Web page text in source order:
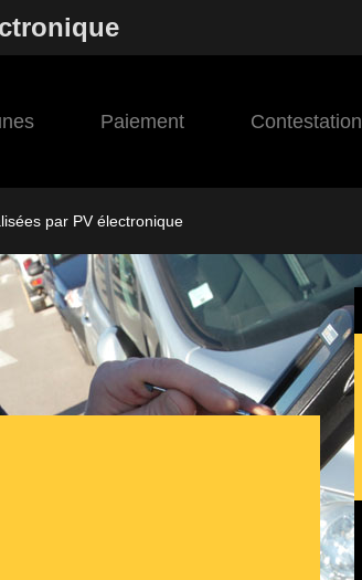
Paiement Contestation
par PV électronique